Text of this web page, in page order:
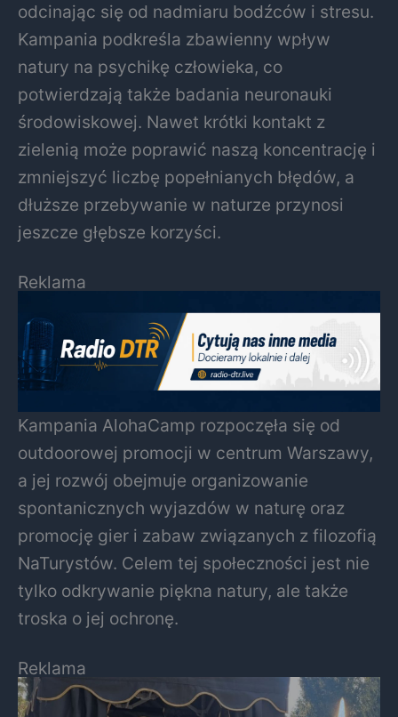
odcinając się od nadmiaru bodźców i stresu.
Kampania podkreśla zbawienny wpływ
natury na psychikę człowieka, co
potwierdzają także badania neuronauki
środowiskowej. Nawet krótki kontakt z
zielenią może poprawić naszą koncentrację i
zmniejszyć liczbę popełnianych błędów, a
dłuższe przebywanie w naturze przynosi
jeszcze głębsze korzyści.
Reklama
Kampania AlohaCamp rozpoczęła się od
outdoorowej promocji w centrum Warszawy,
a jej rozwój obejmuje organizowanie
spontanicznych wyjazdów w naturę oraz
promocję gier i zabaw związanych z filozofią
NaTurystów. Celem tej społeczności jest nie
tylko odkrywanie piękna natury, ale także
troska o jej ochronę.
Reklama